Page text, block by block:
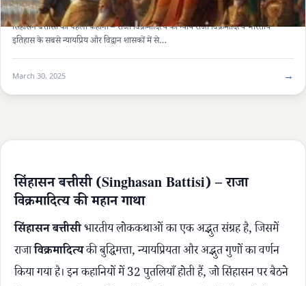
सिंहासन बत्तीसी की पहली कहानी – राजा विक्रमादित्य का न्याय
सिंहासन बत्तीसी की पहली कहानी – राजा विक्रमादित्य का न्याय राजा विक्रमादित्य भारतीय
इतिहास के सबसे न्यायप्रिय और विद्वान शासकों में से…
March 30, 2025 →
सिंहासन बत्तीसी (Singhasan Battisi) – राजा
विक्रमादित्य की महान गाथा
सिंहासन बत्तीसीभारतीय लोककथाओं का एक अद्भुत संग्रह है, जिसमें
राजाविक्रमादित्यकी बुद्धिमत्ता, न्यायप्रियता और अद्भुत गुणों का वर्णन
किया गया है। इन कहानियों में 32 पुतलियाँ होती हैं, जो सिंहासन पर बैठने